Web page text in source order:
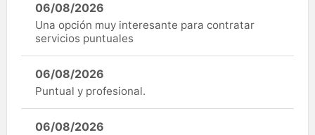
06/08/2026
Una opción muy interesante para contratar
servicios puntuales
06/08/2026
Puntual y profesional.
06/08/2026